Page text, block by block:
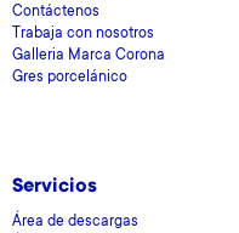
Contáctenos
Trabaja con nosotros
Galleria Marca Corona
Gres porcelánico
Servicios
Área de descargas